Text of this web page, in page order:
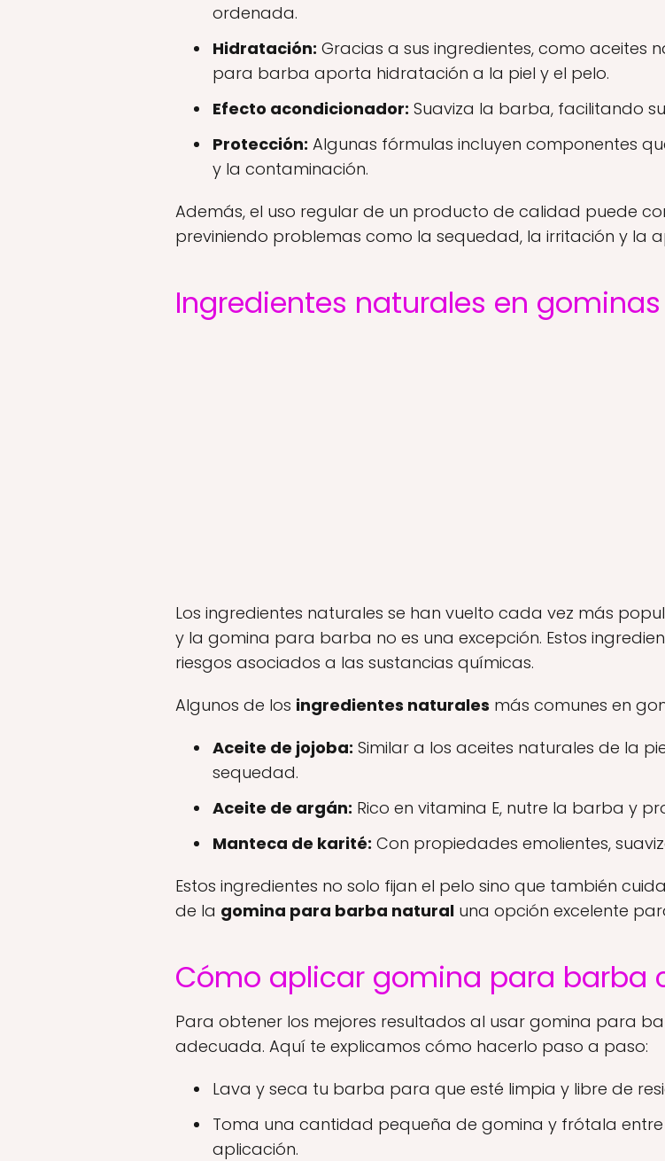
ordenada.
Hidratación: Gracias a sus ingredientes, como aceites
para barba aporta hidratación a la piel y el pelo.
Efecto acondicionador: Suaviza la barba, facilitando
Protección: Algunas fórmulas incluyen componentes
y la contaminación.
Además, el uso regular de un producto de calidad puede
previniendo problemas como la sequedad, la irritación y la
Ingredientes naturales en
Los ingredientes naturales se han vuelto cada vez más
y la gomina para barba no es una excepción. Estos
riesgos asociados a las sustancias químicas.
Algunos de los ingredientes naturales más comunes en
Aceite de jojoba: Similar a los aceites naturales de la
sequedad.
Aceite de argán: Rico en vitamina E, nutre la barba y
Manteca de karité: Con propiedades emolientes,
Estos ingredientes no solo fijan el pelo sino que también
de la gomina para barba natural una opción excelente
Cómo aplicar gomina para barba
Para obtener los mejores resultados al usar gomina para
adecuada. Aquí te explicamos cómo hacerlo paso a paso:
Lava y seca tu barba para que esté limpia y libre de
Toma una cantidad pequeña de gomina y frótala
aplicación.